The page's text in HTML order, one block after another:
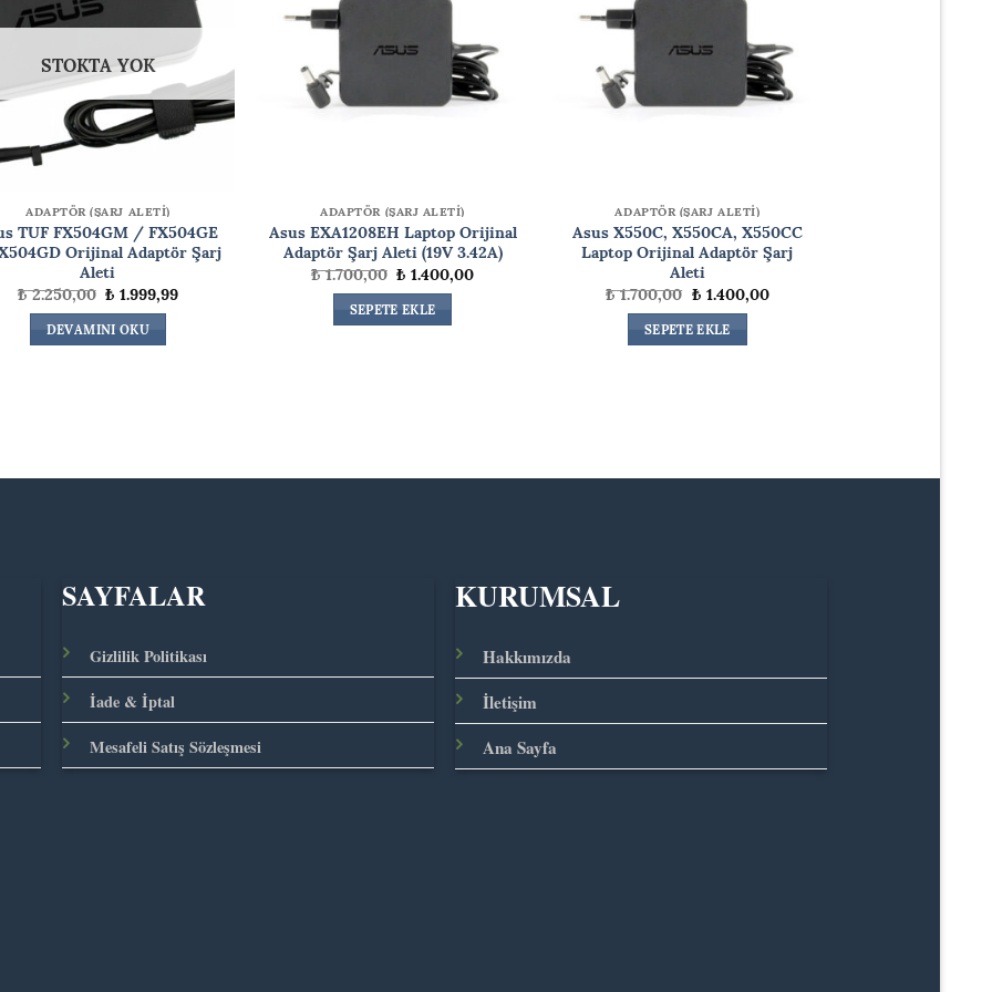
STOKTA YOK
ADAPTÖR (ŞARJ ALETİ)
TUF FX504GM / FX504GE
Orijinal Adaptör Şarj
Aleti
₺2.250,00Orijinal
fiyat:
₺ 2.250,00.
₺1.999,99Şuandaki
DEVAMINI OKU
ADAPTÖR (ŞARJ ALETİ)
Asus EXA1208EH Laptop Orijinal
Adaptör Şarj Aleti (19V 3.42A)
₺1.700,00Orijinal
fiyat:
₺ 1.700,00.
₺1.400,00Şu
andaki
SEPETE EKLE
ADAPTÖR (ŞARJ ALETİ)
Asus X550C, X550CA, X550CC
Laptop Orijinal Adaptör Şarj
Aleti
₺1.700,00Orijinal
fiyat:
₺ 1.700,00.
₺1.400,00Şuandaki
SEPETE EKLE
SAYFALAR
Gizlilik Politikası
İade & İptal
Mesafeli Satış Sözleşmesi
KURUMSAL
Hakkımızda
İletişim
Ana Sayfa